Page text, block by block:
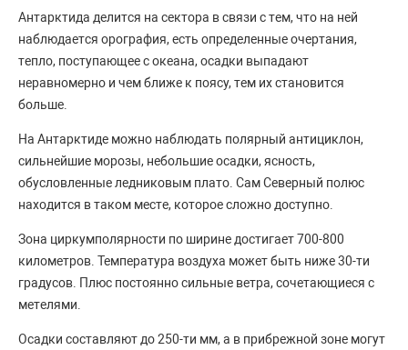
Антарктида делится на сектора в связи с тем, что на ней
наблюдается орография, есть определенные очертания,
тепло, поступающее с океана, осадки выпадают
неравномерно и чем ближе к поясу, тем их становится
больше.
На Антарктиде можно наблюдать полярный антициклон,
сильнейшие морозы, небольшие осадки, ясность,
обусловленные ледниковым плато. Сам Северный полюс
находится в таком месте, которое сложно доступно.
Зона циркумполярности по ширине достигает 700-800
километров. Температура воздуха может быть ниже 30-ти
градусов. Плюс постоянно сильные ветра, сочетающиеся с
метелями.
Осадки составляют до 250-ти мм, а в прибрежной зоне могут